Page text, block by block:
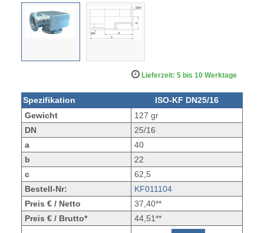
Lieferzeit: 5 bis 10 Werktage
Spezifikation
ISO-KF DN25/16
Gewicht
127 gr
DN
25/16
a
40
b
22
c
62,5
Bestell-Nr:
KF011104
Preis € / Netto
37,40**
Preis € / Brutto*
44,51**